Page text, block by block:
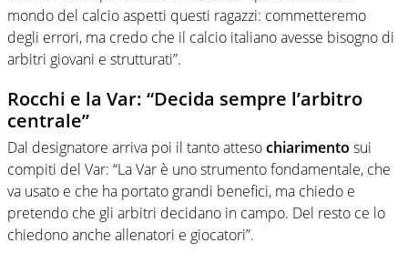
mondo del calcio aspetti questi ragazzi: commetteremo
degli errori, ma credo che il calcio italiano avesse bisogno di
arbitri giovani e strutturati”.
Rocchi e la Var: “Decida sempre l’arbitro
centrale”
Dal designatore arriva poi il tanto attesochiarimento sui
compiti del Var: “La Var è uno strumento fondamentale, che
va usato e che ha portato grandi benefici, ma chiedo e
pretendo che gli arbitri decidano in campo. Del resto ce lo
chiedono anche allenatori e giocatori”.